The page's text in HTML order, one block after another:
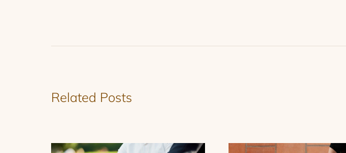
Related Posts